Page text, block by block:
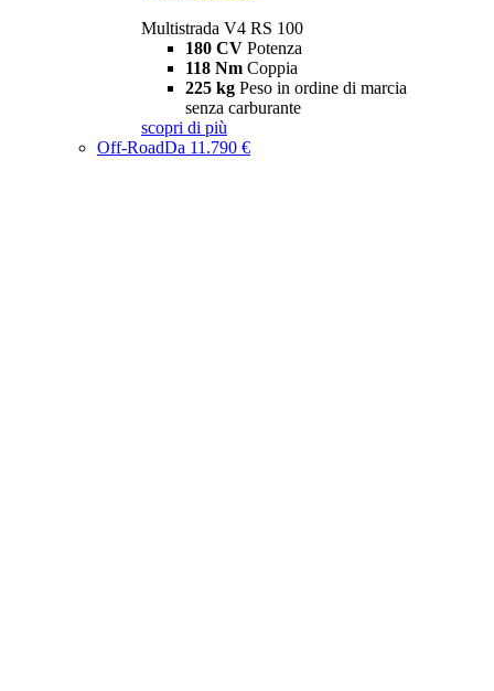
Multistrada V4 RS 100
180 CV Potenza
118 Nm Coppia
225 kg Peso in ordine di marcia
senza carburante
scopri di più
Off-RoadDa 11.790 €